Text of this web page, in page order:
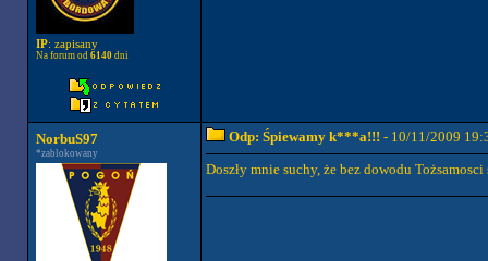
IP: zapisany
Na forum od 6140dni
NorbuS97
*zablokowany
Odp: Śpiewamy k***a!!! - 10/11/2009
Doszły mnie suchy, że bez dowodu